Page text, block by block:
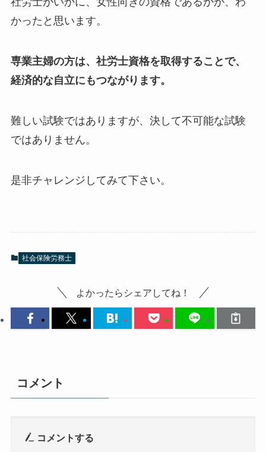
かったと思います。
専業主婦の方は、社労士資格を取得することで、
経済的な自立にもつながります。
難しい試験ではありますが、決して不可能な試験
ではありません。
是非チャレンジしてみて下さい。
社会保険労務士
よかったらシェアしてね！
コメント
コメントする